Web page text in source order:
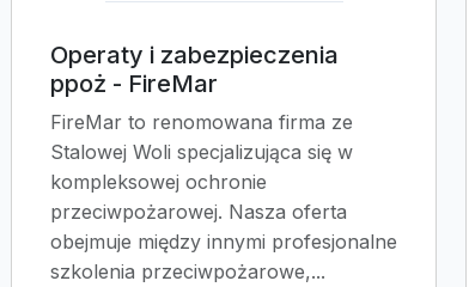
Operaty i zabezpieczenia
ppoż - FireMar
FireMar to renomowana firma ze
Stalowej Woli specjalizująca się w
kompleksowej ochronie
przeciwpożarowej. Nasza oferta
obejmuje między innymi profesjonalne
szkolenia przeciwpożarowe,...